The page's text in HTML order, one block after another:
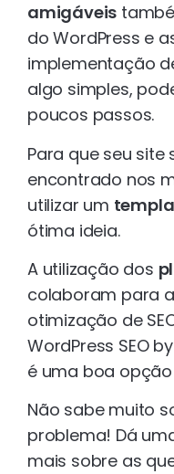
amigáveis
do WordPress e
implementação
algo simples,
poucos passos.
Para que seu
encontrado nos
utilizar um
ótima ideia.
A utilização dos
colaboram para
otimização de
WordPress SEO
é uma boa opção
Não sabe muito
problema! Dá
mais sobre as